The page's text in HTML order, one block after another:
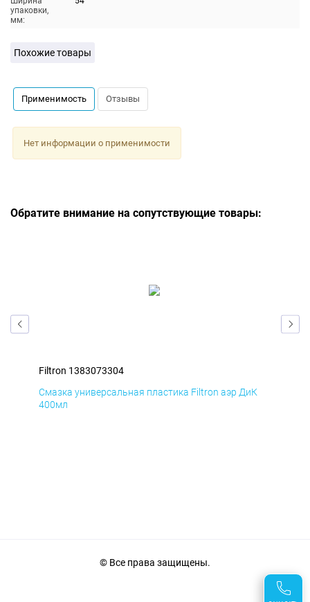
упаковки,
мм:
Похожие товары
Применимость Отзывы
Нет информации о применимости
Обратите внимание на сопутствующие товары:
Filtron 1383073304
Смазка универсальная пластика Filtron аэр ДиК
400мл
© Все права защищены.